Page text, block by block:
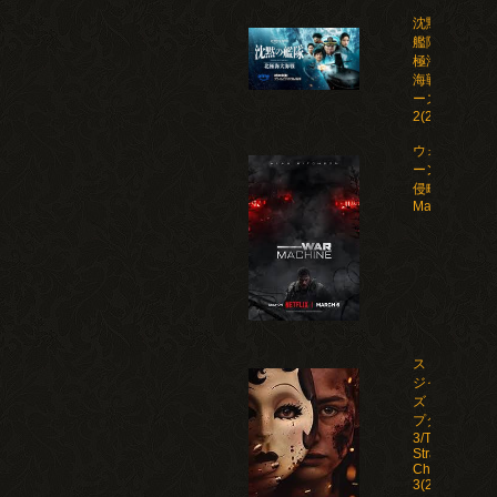
沈黙の
艦隊 北
極海大
海戦 シ
ーズン
2(2026)
ウォー・マシ
ーン: 未知な
侵略者/War
ストレン
ジャー
ズ：チャ
プター
3/The
Strangers:
Chapter
3(2026)